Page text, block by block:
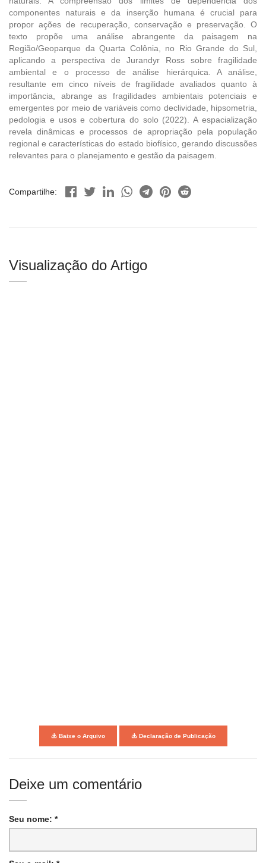
componentes naturais e da inserção humana é crucial para
propor ações de recuperação, conservação e preservação. O
texto propõe uma análise abrangente da paisagem na
Região/Geoparque da Quarta Colônia, no Rio Grande do Sul,
aplicando a perspectiva de Jurandyr Ross sobre fragilidade
ambiental e o processo de análise hierárquica. A análise,
resultante em cinco níveis de fragilidade avaliados quanto à
importância, abrange as fragilidades ambientais potenciais e
emergentes por meio de variáveis como declividade, hipsometria,
pedologia e usos e cobertura do solo (2022). A espacialização
revela dinâmicas e processos de apropriação pela população
regional e características do estado biofísico, gerando discussões
relevantes para o planejamento e gestão da paisagem.
Compartilhe:
Visualização do Artigo
Baixe o Arquivo Declaração de Publicação
Deixe um comentário
Seu nome: *